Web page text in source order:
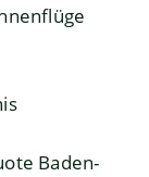
Baden-